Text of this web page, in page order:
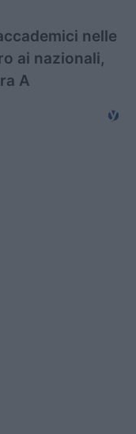
nelle
ai nazionali,
A